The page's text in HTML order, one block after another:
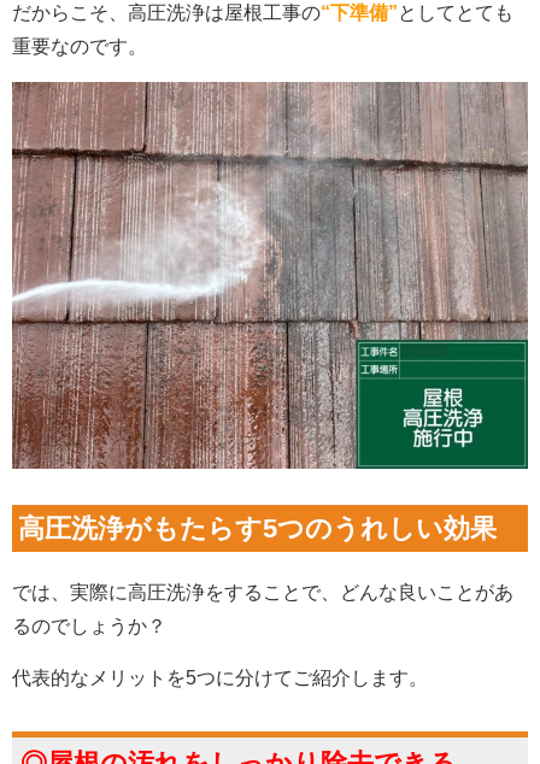
だからこそ、高圧洗浄は屋根工事の“下準備”としてとても
重要なのです。
高圧洗浄がもたらす5つのうれしい効果
では、実際に高圧洗浄をすることで、どんな良いことがあ
るのでしょうか？
代表的なメリットを5つに分けてご紹介します。